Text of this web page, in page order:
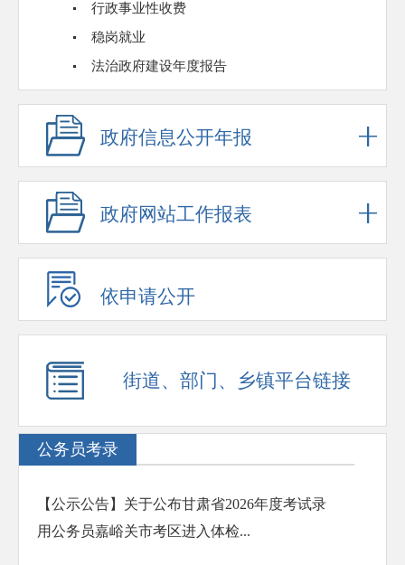
行政事业性收费
稳岗就业
法治政府建设年度报告
政府信息公开年报
政府网站工作报表
依申请公开
街道、部门、乡镇平台链接
公务员考录
【公示公告】关于公布甘肃省2026年度考试录
用公务员嘉峪关市考区进入体检...